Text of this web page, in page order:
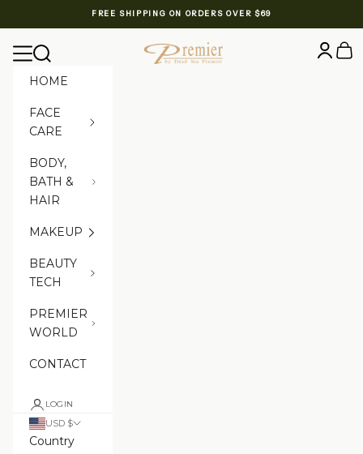
FREE SHIPPING ON ORDERS OVER $69
Premier Dead Sea International Website
Navigation menu
Search Login
Cart
HOME
FACE
CARE
BODY,
BATH &
HAIR
MAKEUP
BEAUTY
TECH
PREMIER
WORLD
CONTACT
LOGIN
USD $
Country